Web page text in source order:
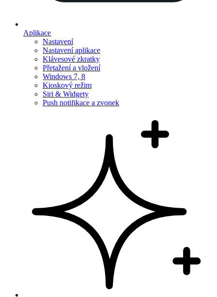
Aplikace
Nastavení
Nastavení aplikace
Klávesové zkratky
Přetažení a vložení
Windows 7, 8
Kioskový režim
Siri & Widgety
Push notifikace a zvonek